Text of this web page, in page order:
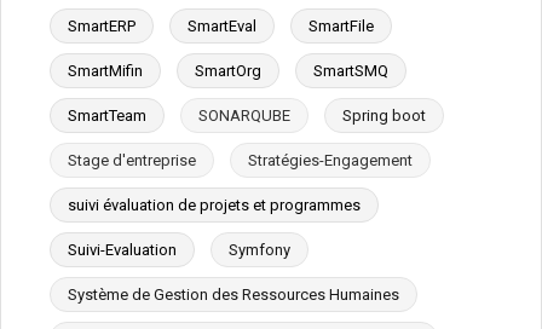
SmartERP SmartEval SmartFile
SmartMifin SmartOrg SmartSMQ
SmartTeam SONARQUBE Spring boot
Stage d'entreprise Stratégies-Engagement
suivi évaluation de projets et programmes
Suivi-Evaluation Symfony
Système de Gestion des Ressources Humaines